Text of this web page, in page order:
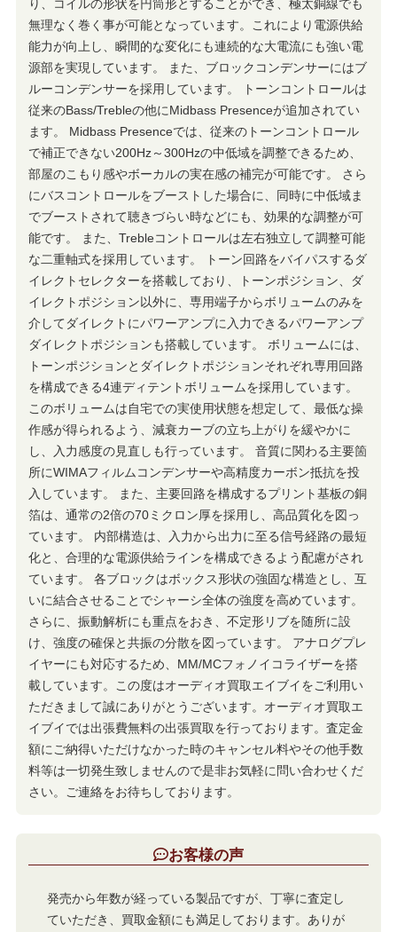
り、コイルの形状を円筒形とすることができ、極太銅線でも
無理なく巻く事が可能となっています。これにより電源供給
能力が向上し、瞬間的な変化にも連続的な大電流にも強い電
源部を実現しています。 また、ブロックコンデンサーにはブ
ルーコンデンサーを採用しています。 トーンコントロールは
従来のBass/Trebleの他にMidbass Presenceが追加されてい
ます。 Midbass Presenceでは、従来のトーンコントロール
で補正できない200Hz～300Hzの中低域を調整できるため、
部屋のこもり感やボーカルの実在感の補完が可能です。 さら
にバスコントロールをブーストした場合に、同時に中低域ま
でブーストされて聴きづらい時などにも、効果的な調整が可
能です。 また、Trebleコントロールは左右独立して調整可能
な二重軸式を採用しています。 トーン回路をバイパスするダ
イレクトセレクターを搭載しており、トーンポジション、ダ
イレクトポジション以外に、専用端子からボリュームのみを
介してダイレクトにパワーアンプに入力できるパワーアンプ
ダイレクトポジションも搭載しています。 ボリュームには、
トーンポジションとダイレクトポジションそれぞれ専用回路
を構成できる4連ディテントボリュームを採用しています。
このボリュームは自宅での実使用状態を想定して、最低な操
作感が得られるよう、減衰カーブの立ち上がりを緩やかに
し、入力感度の見直しも行っています。 音質に関わる主要箇
所にWIMAフィルムコンデンサーや高精度カーボン抵抗を投
入しています。 また、主要回路を構成するプリント基板の銅
箔は、通常の2倍の70ミクロン厚を採用し、高品質化を図っ
ています。 内部構造は、入力から出力に至る信号経路の最短
化と、合理的な電源供給ラインを構成できるよう配慮がされ
ています。 各ブロックはボックス形状の強固な構造とし、互
いに結合させることでシャーシ全体の強度を高めています。
さらに、振動解析にも重点をおき、不定形リブを随所に設
け、強度の確保と共振の分散を図っています。 アナログプレ
イヤーにも対応するため、MM/MCフォノイコライザーを搭
載しています。この度はオーディオ買取エイブイをご利用い
ただきまして誠にありがとうございます。オーディオ買取エ
イブイでは出張費無料の出張買取を行っております。査定金
額にご納得いただけなかった時のキャンセル料やその他手数
料等は一切発生致しませんので是非お気軽に問い合わせくだ
さい。ご連絡をお待ちしております。
お客様の声
発売から年数が経っている製品ですが、丁寧に査定し
ていただき、買取金額にも満足しております。ありが